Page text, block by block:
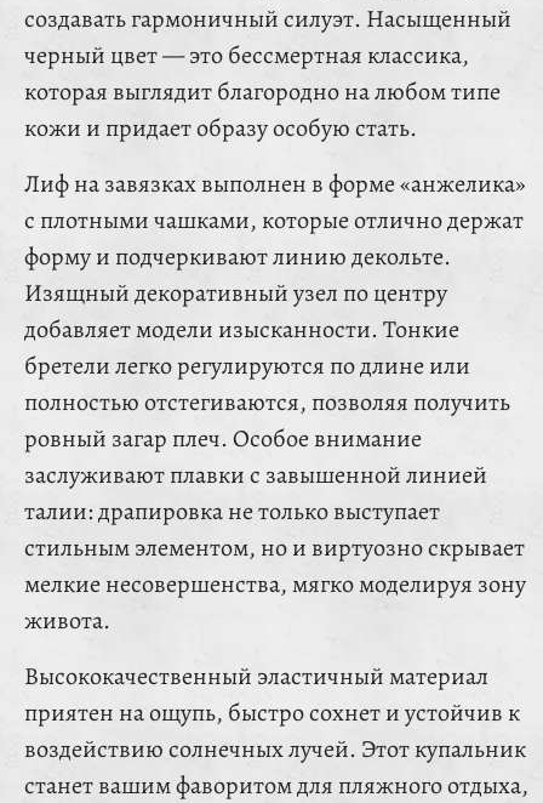
создавать гармоничный силуэт. Насыщенный
черный цвет — это бессмертная классика,
которая выглядит благородно на любом типе
кожи и придает образу особую стать.
Лиф на завязках выполнен в форме «анжелика»
с плотными чашками, которые отлично держат
форму и подчеркивают линию декольте.
Изящный декоративный узел по центру
добавляет модели изысканности. Тонкие
бретели легко регулируются по длине или
полностью отстегиваются, позволяя получить
ровный загар плеч. Особое внимание
заслуживают плавки с завышенной линией
талии: драпировка не только выступает
стильным элементом, но и виртуозно скрывает
мелкие несовершенства, мягко моделируя зону
живота.
Высококачественный эластичный материал
приятен на ощупь, быстро сохнет и устойчив к
воздействию солнечных лучей. Этот купальник
станет вашим фаворитом для пляжного отдыха,